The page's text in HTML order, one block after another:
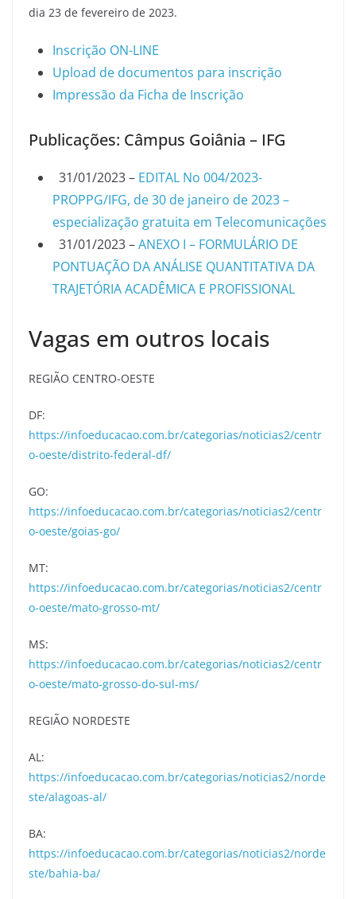
dia 23 de fevereiro de 2023.
Inscrição ON-LINE
Upload de documentos para inscrição
Impressão da Ficha de Inscrição
Publicações: Câmpus Goiânia – IFG
31/01/2023 – EDITAL No 004/2023-
PROPPG/IFG, de 30 de janeiro de 2023 –
especialização gratuita em Telecomunicações
31/01/2023 –ANEXO I – FORMULÁRIO DE
PONTUAÇÃO DA ANÁLISE QUANTITATIVA DA
TRAJETÓRIA ACADÊMICA E PROFISSIONAL
Vagas em outros locais
REGIÃO CENTRO-OESTE
DF:
https://infoeducacao.com.br/categorias/noticias2/centr
o-oeste/distrito-federal-df/
GO:
https://infoeducacao.com.br/categorias/noticias2/centr
o-oeste/goias-go/
MT:
https://infoeducacao.com.br/categorias/noticias2/centr
o-oeste/mato-grosso-mt/
MS:
https://infoeducacao.com.br/categorias/noticias2/centr
o-oeste/mato-grosso-do-sul-ms/
REGIÃO NORDESTE
AL:
https://infoeducacao.com.br/categorias/noticias2/norde
ste/alagoas-al/
BA:
https://infoeducacao.com.br/categorias/noticias2/norde
ste/bahia-ba/